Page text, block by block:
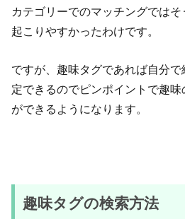
カテゴリーでのマッチングでは
起こりやすかったわけです。
ですが、趣味タグであれば自分
定できるのでピンポイントで趣
ができるようになります。
趣味タグの検索方法